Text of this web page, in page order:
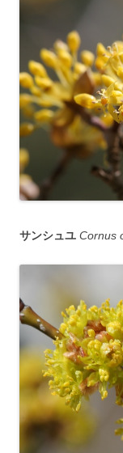
サンシュユ Cornus